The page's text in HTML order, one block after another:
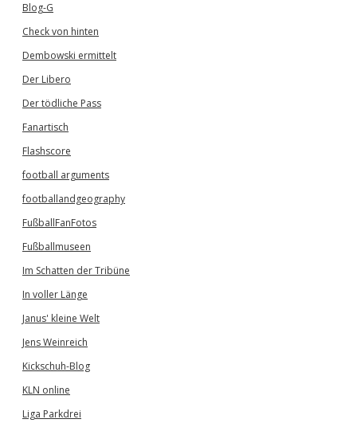
Blog-G
Check von hinten
Dembowski ermittelt
Der Libero
Der tödliche Pass
Fanartisch
Flashscore
football arguments
footballandgeography
FußballFanFotos
Fußballmuseen
Im Schatten der Tribüne
In voller Länge
Janus' kleine Welt
Jens Weinreich
Kickschuh-Blog
KLN online
Liga Parkdrei